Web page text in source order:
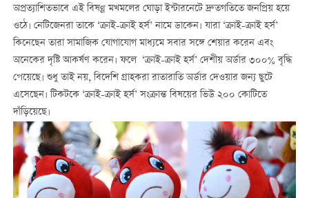
অপ্রত্যাশিতভাবে এই বিষণ্ণ মখমলের ঘোড়া ইন্টারনেটে দ্রুতগতিতে জনপ্রিয় হয়ে
ওঠে। নেটিজেনরা তাকে ‘ক্রাই-ক্রাই হর্স’ নামে ডাকেন। যারা ‘ক্রাই-ক্রাই হর্স’
কিনেছেন তারা সামাজিক যোগাযোগ মাধ্যমে সবার সঙ্গে শেয়ার করেন এবং
অনেকের দৃষ্টি আকর্ষণ করেন। ফলে ‘ক্রাই-ক্রাই হর্স’ দেশীয় অর্ডার ৩০০% বৃদ্ধি
পেয়েছে। শুধু তাই নয়, বিদেশি গ্রাহকরা রাতারাতি অর্ডার দেওয়ার জন্য ছুটে
এসেছেন। টিকটকে ‘ক্রাই-ক্রাই হর্স’ সংক্রান্ত বিষয়ের ভিউ ২০০ কোটিতে
দাঁড়িয়েছে।